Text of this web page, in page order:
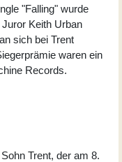
"Falling" wurde
Keith Urban
sich bei Trent
waren ein
Records.
Trent, der am 8.